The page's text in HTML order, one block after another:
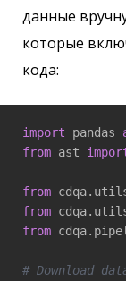
данные
которые
кода:
import pandas
from ast
from
from
from
# Download